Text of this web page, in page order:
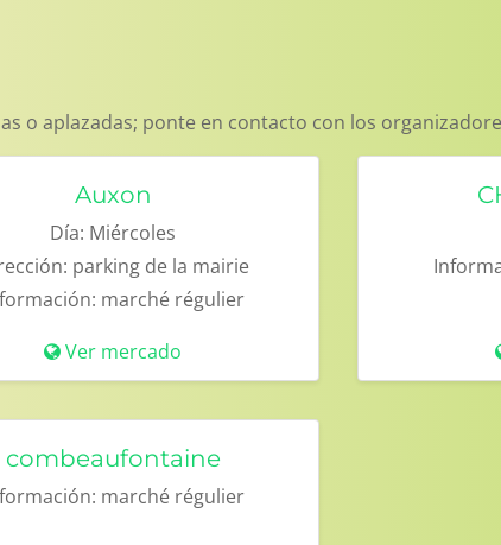
o aplazadas; ponte en contacto con los
Auxon
Día: Miércoles
parking de la mairie
marché régulier
Ver mercado
combeaufontaine
marché régulier